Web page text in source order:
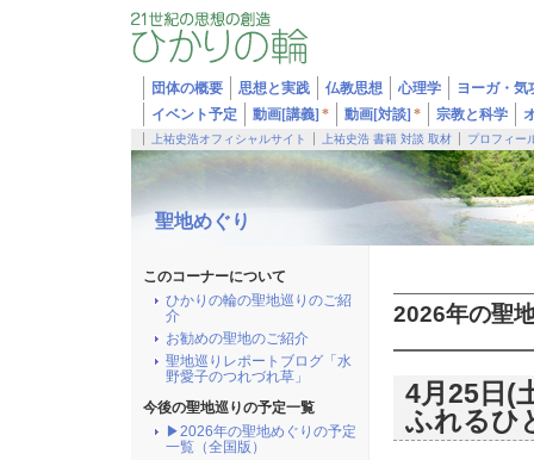
団体の概要 思想と実践 仏教思想 心理学
ヨーガ・気
イベント予定
動画[講義] * 動画[対談] * 宗教と科学
上祐史浩オフィシャルサイト 上祐史浩 書籍 対談 取材 プロフィー
聖地めぐり
2026年の聖
4月25日(
ふれるひ
このコーナーについて
ひかりの輪の聖地巡りのご紹
介
お勧めの聖地のご紹介
聖地巡りレポートブログ「水
野愛子のつれづれ草」
今後の聖地巡りの予定一覧
▶2026年の聖地めぐりの予定
一覧（全国版）